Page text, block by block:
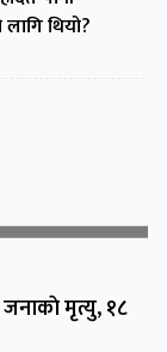
थियो?
जनाकाे मृत्यु, १८